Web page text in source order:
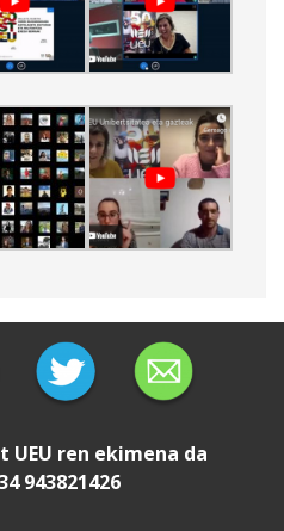
UEU ren ekimena da
943821426